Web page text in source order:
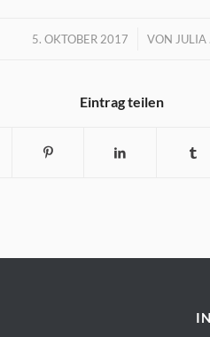
5. OKTOBER 2017
/ VON JULIA .
Eintrag teilen